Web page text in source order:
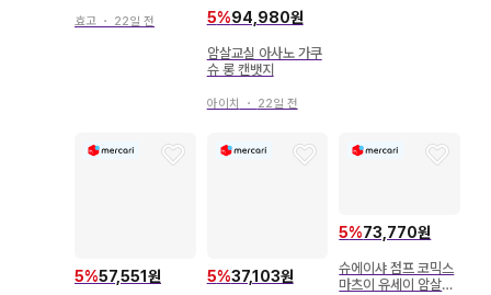
효고 ・ 22일 전 5%94,980원
암살교실 아사노 가쿠
슈 롱 캔뱃지
아이치 ・ 22일 전
5%57,551원 5%37,103원
5%73,770원
슈에이샤 점프 코믹스
마츠이 유세이 암살교